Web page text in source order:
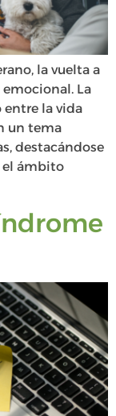
la vuelta a
La
la vida
un tema
destacándose
el ámbito